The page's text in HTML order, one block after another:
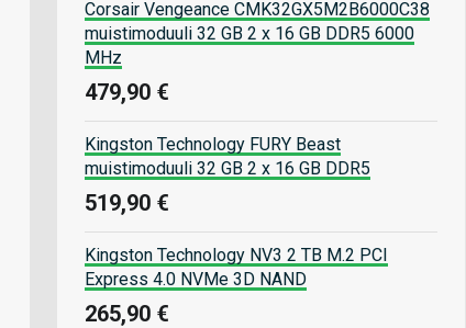
Corsair Vengeance CMK32GX5M2B6000C38
muistimoduuli 32 GB 2 x 16 GB DDR5 6000
MHz
479,90 €
Kingston Technology FURY Beast
muistimoduuli 32 GB 2 x 16 GB DDR5
519,90 €
Kingston Technology NV3 2 TB M.2 PCI
Express 4.0 NVMe 3D NAND
265,90 €